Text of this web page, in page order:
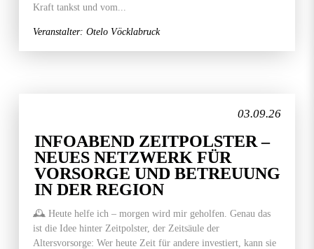
Kraft tankst und vom...
Veranstalter: Otelo Vöcklabruck
03.09.26
INFOABEND ZEITPOLSTER –
NEUES NETZWERK FÜR
VORSORGE UND BETREUUNG
IN DER REGION
🕰️ Heute helfe ich – morgen wird mir geholfen. Genau das
ist die Idee hinter Zeitpolster, der Zeitsäule der
Altersvorsorge: Wer heute Zeit für andere investiert, kann sie